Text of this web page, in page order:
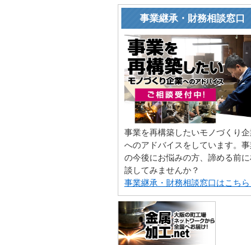
事業継承・財務相談窓口
事業を再構築したいモノづくり
へのアドバイスをしています。
の今後にお悩みの方、諦める前に
談してみませんか？
事業継承・財務相談窓口はこちら